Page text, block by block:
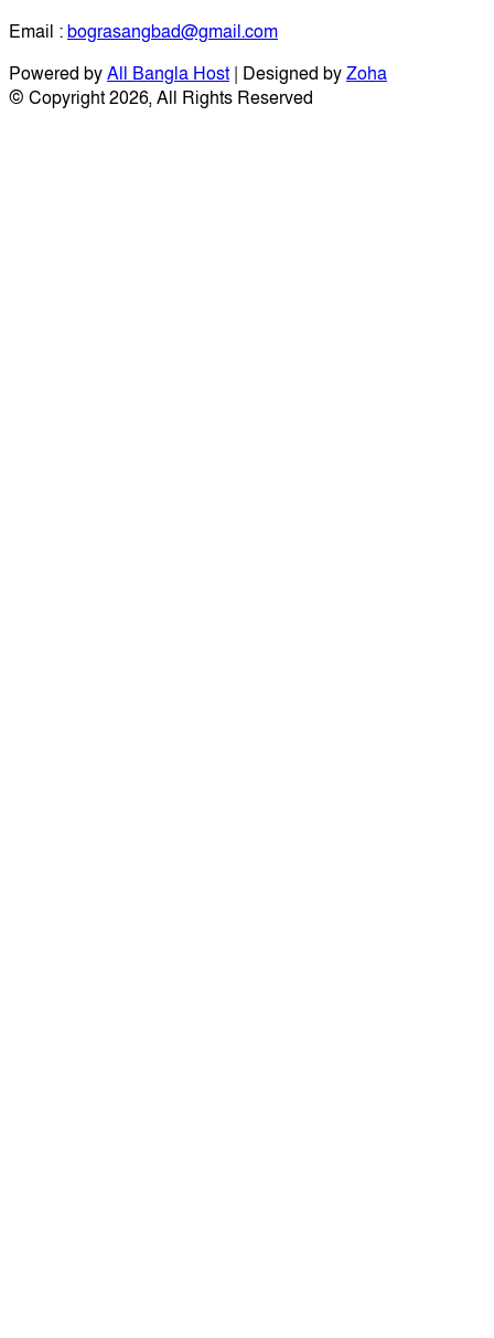
Email :bograsangbad@gmail.com
Powered byAll Bangla Host | Designed byZoha
© Copyright 2026, All Rights Reserved